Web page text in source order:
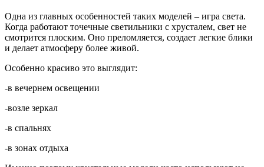
Одна из главных особенностей таких моделей – игра света.
Когда работают точечные светильники с хрусталем, свет не
смотрится плоским. Оно преломляется, создает легкие блики
и делает атмосферу более живой.
Особенно красиво это выглядит:
-в вечернем освещении
-возле зеркал
-в спальнях
-в зонах отдыха